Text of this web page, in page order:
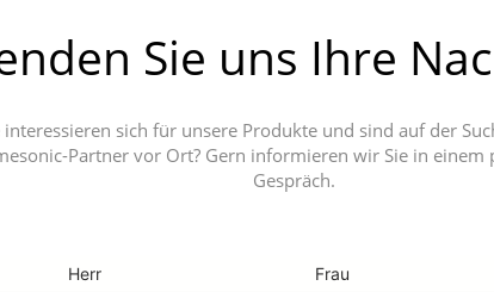
Sie uns Ihre
interessieren sich für unsere Produkte und sind auf der
Partner vor Ort? Gern informieren wir Sie in einem
Gespräch.